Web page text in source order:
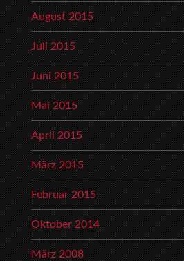
August 2015
Juli 2015
Juni 2015
Mai 2015
April 2015
März 2015
Februar 2015
Oktober 2014
März 2008